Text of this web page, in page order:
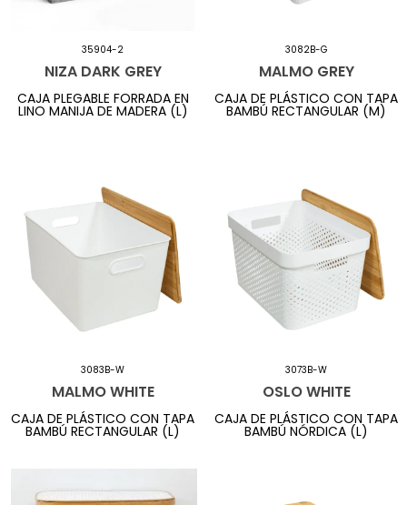
35904-2
NIZA DARK GREY
CAJA PLEGABLE FORRADA EN
LINO MANIJA DE MADERA (L)
3082B-G
MALMO GREY
CAJA DE PLÁSTICO CON TAPA
BAMBÚ RECTANGULAR (M)
3083B-W
MALMO WHITE
CAJA DE PLÁSTICO CON TAPA
BAMBÚ RECTANGULAR (L)
3073B-W
OSLO WHITE
CAJA DE PLÁSTICO CON TAPA
BAMBÚ NÓRDICA (L)